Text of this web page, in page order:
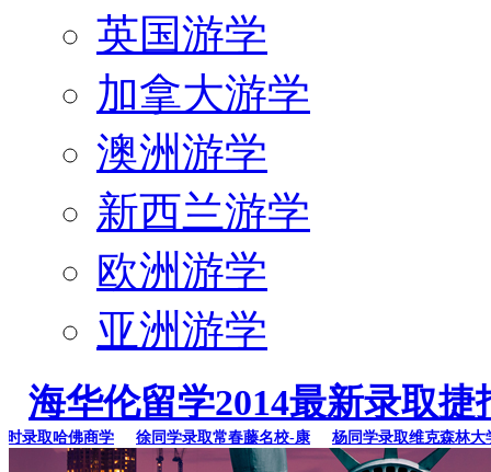
英国游学
加拿大游学
澳洲游学
新西兰游学
欧洲游学
亚洲游学
海华伦留学2014最新录取捷
取哈佛商学 徐同学录取常春藤名校-康 杨同学录取维克森林大学